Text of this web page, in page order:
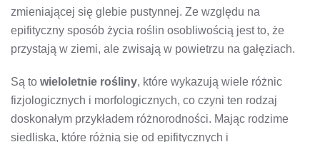
zmieniającej się glebie pustynnej. Ze względu na
epifityczny sposób życia roślin osobliwością jest to, że
przystają w ziemi, ale zwisają w powietrzu na gałęziach.
Są to wieloletnie rośliny, które wykazują wiele różnic
fizjologicznych i morfologicznych, co czyni ten rodzaj
doskonałym przykładem różnorodności. Mając rodzime
siedliska, które różnią się od epifitycznych i